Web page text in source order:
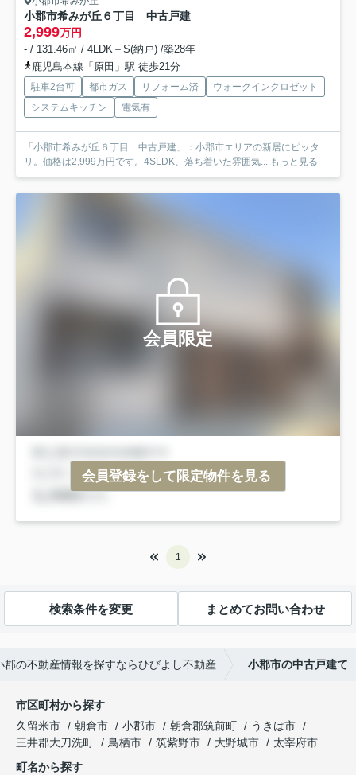
小郡市希みが丘６丁目 中古戸建
2,999万円
- / 131.46㎡ / 4LDK＋S(納戸) /築28年
鹿児島本線「原田」駅 徒歩21分
駐車2台可 都市ガス リフォーム済
ウォークインクロゼット
システムキッチン
電気有
「小郡市希みが丘６丁目 中古戸建」：小郡市エリアの新居にピッタ
リ。価格は2,999万円です。4SLDK、落ち着いた雰囲気... もっと見る
会員限定
会員登録をして限定物件を見る
1
検索条件を変更 まとめてお問い合わせ
郡の不動産情報を探すならひびよし不動産 小郡市の中古戸建て
市区町村から探す
久留米市
朝倉市 小郡市 朝倉郡筑前町
うきは市
三井郡大刀洗町
鳥栖市 筑紫野市 大野城市
太宰府市
町名から探す